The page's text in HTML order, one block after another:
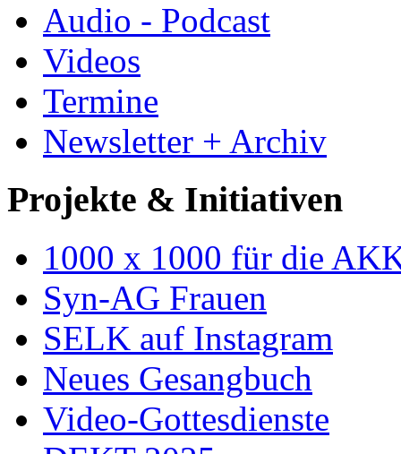
Audio - Podcast
Videos
Termine
Newsletter + Archiv
Projekte & Initiativen
1000 x 1000 für die
Syn-AG Frauen
SELK auf Instagram
Neues Gesangbuch
Video-Gottesdienste